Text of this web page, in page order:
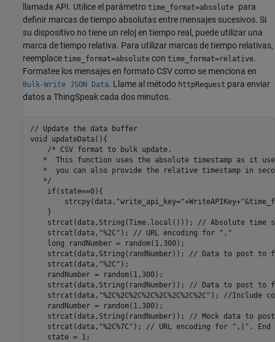
llamada API. Utilice el parámetro time_format=absolute para
definir marcas de tiempo absolutas entre mensajes sucesivos. Si
su dispositivo no tiene un reloj en tiempo real, puede utilizar una
marca de tiempo relativa. Para utilizar marcas de tiempo relativas,
reemplace time_format=absolute con time_format=relative.
Formatee los mensajes en formato CSV como se menciona en
Bulk-Write JSON Data. Llame al método httpRequest para enviar
datos a ThingSpeak cada dos minutos.
// Update the data buffer
void updateData(){
    /* CSV format to bulk update.
*  This function uses the absolute timestamp as it
*  you can also provide the relative timestamp in
   */
    if(state==0){
    }
strcat(data,String(Time.local())); // Absolute time
    strcat(data,"%2C"); // URL encoding for ","
    long randNumber = random(1,300);
strcat(data,String(randNumber)); // Data to post to
    strcat(data,"%2C");
    randNumber = random(1,300);
strcat(data,String(randNumber)); // Data to post to
strcat(data,"%2C%2C%2C%2C%2C%2C%2C%2C"); //Include
    randNumber = random(1,300);
strcat(data,String(randNumber)); // Mock data to
strcat(data,"%2C%7C"); // URL encoding for ",|". End
    state = 1;